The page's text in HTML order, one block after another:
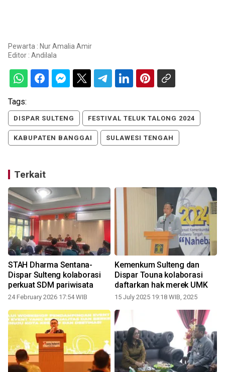
Pewarta : Nur Amalia Amir
Editor : Andilala
Tags:
DISPAR SULTENG FESTIVAL TELUK TALONG 2024
KABUPATEN BANGGAI SULAWESI TENGAH
Terkait
STAH Dharma Sentana-
Dispar Sulteng kolaborasi
perkuat SDM pariwisata
24 February 2026 17:54 WIB
Kemenkum Sulteng dan
Dispar Touna kolaborasi
daftarkan hak merek UMK
15 July 2025 19:18 WIB, 2025